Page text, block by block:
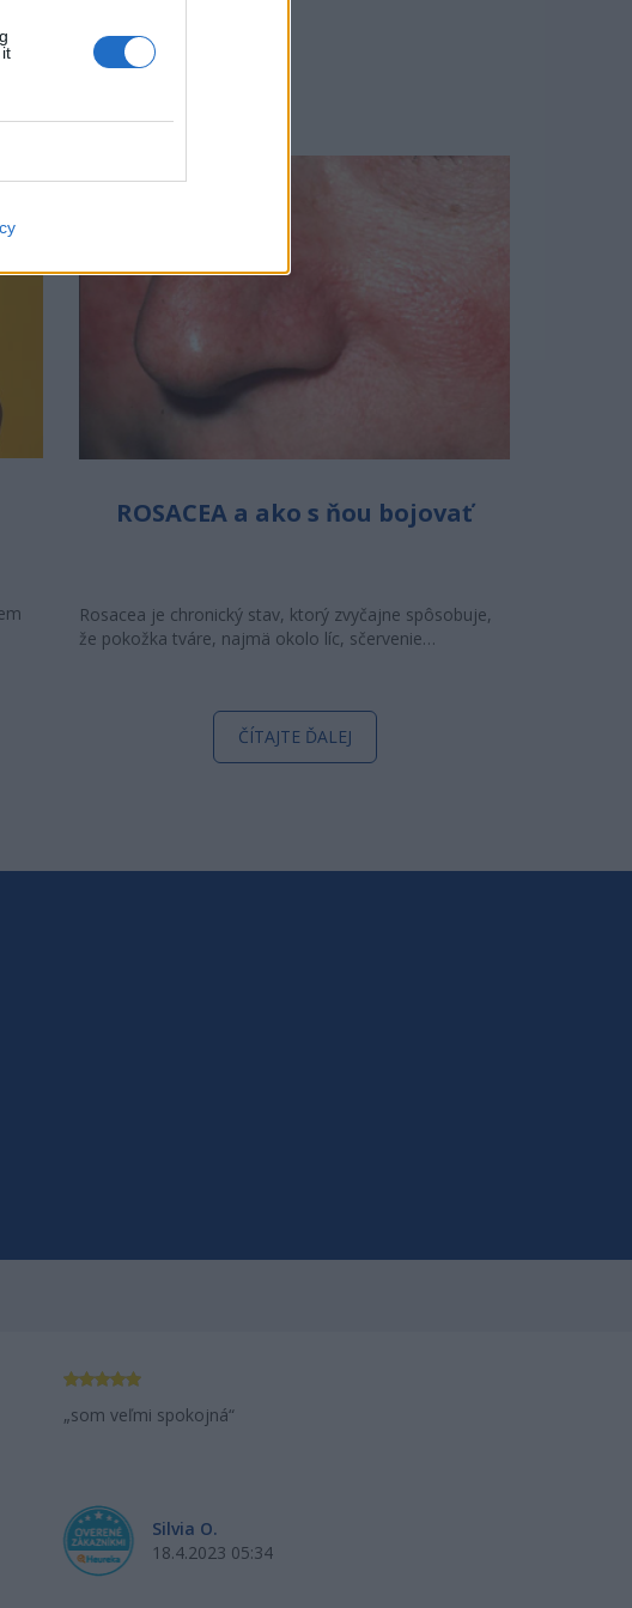
BLOGU
ROSACEA a ako s ňou bojovať
Rosacea je chronický stav, ktorý zvyčajne spôsobuje,
že pokožka tváre, najmä okolo líc, sčervenie…
ČÍTAJTE ĎALEJ
som veľmi spokojná
Silvia O.
18.4.2023 05:34